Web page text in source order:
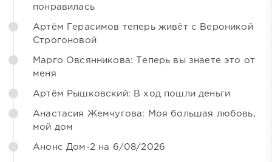
понравилась
Артём Герасимов теперь живёт с Вероникой
Строгоновой
Марго Овсянникова: Теперь вы знаете это от
меня
Артём Рышковский: В ход пошли деньги
Анастасия Жемчугова: Моя большая любовь,
мой дом
Анонс Дом-2 на 6/08/2026